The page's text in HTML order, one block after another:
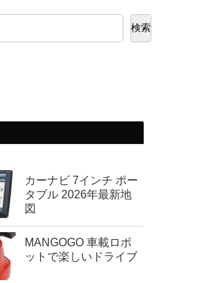
検索
カーナビ 7インチ ポー
タブル 2026年最新地
図
MANGOGO 車載ロボ
ットで楽しいドライブ